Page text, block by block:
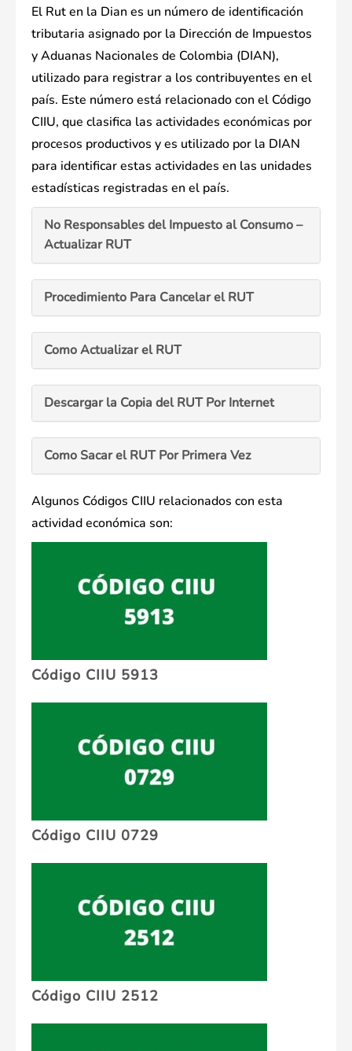
El Rut en la Dian es un número de identificación
tributaria asignado por la Dirección de Impuestos
y Aduanas Nacionales de Colombia (DIAN),
utilizado para registrar a los contribuyentes en el
país. Este número está relacionado con el Código
CIIU, que clasifica las actividades económicas por
procesos productivos y es utilizado por la DIAN
para identificar estas actividades en las unidades
estadísticas registradas en el país.
No Responsables del Impuesto al Consumo –
Actualizar RUT
Procedimiento Para Cancelar el RUT
Como Actualizar el RUT
Descargar la Copia del RUT Por Internet
Como Sacar el RUT Por Primera Vez
Algunos Códigos CIIU relacionados con esta
actividad económica son:
Código CIIU 5913
Código CIIU 0729
Código CIIU 2512